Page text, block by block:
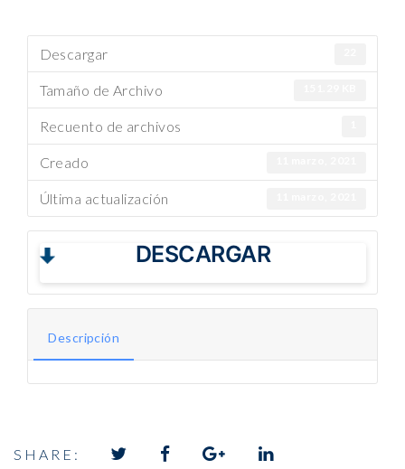
Descargar
Tamaño de Archivo
Recuento de archivos
Creado
Última actualización
DESCARGAR
Descripción
SHARE: